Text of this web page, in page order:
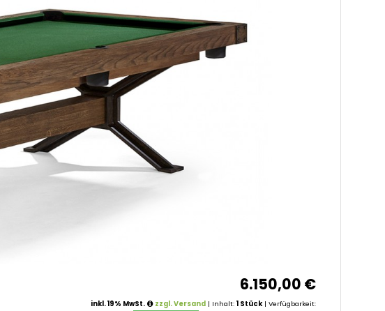
6.150,00 €
inkl. 19% MwSt. zzgl. Versand | Inhalt:1 Stück | Verfügbarkeit: